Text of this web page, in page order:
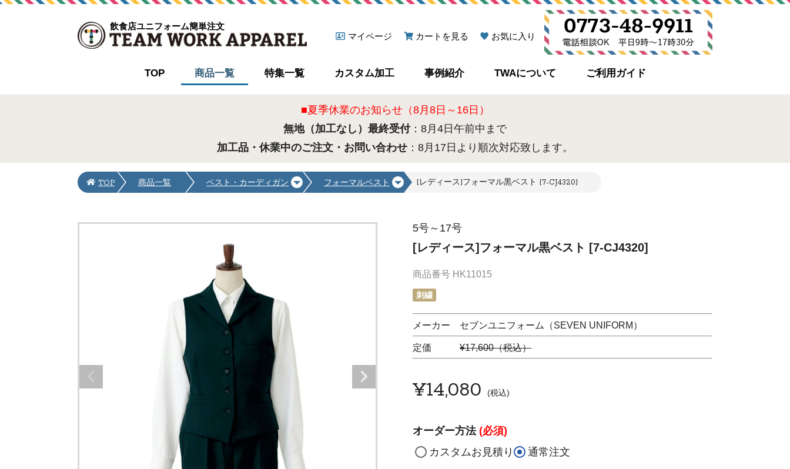
飲食店ユニフォーム簡単注文
マイページ
カートを見る お気に入り
TOP 商品一覧 特集一覧 カスタム加工 事例紹介 TWAについて ご利用ガイド
■夏季休業のお知らせ（8月8日～16日）
無地（加工なし）最終受付：8月4日午前中まで
加工品・休業中のご注文・お問い合わせ ：8月17日より順次対応致します。
TOP 商品一覧 ベスト・カーディガン フォーマルベスト [レディース]フォーマル黒ベスト [7-CJ4320]
5号～17号
[レディース]フォーマル黒ベスト [7-CJ4320]
商品番号 HK11015
刺繍
メーカー セブンユニフォーム（SEVEN UNIFORM）
定価 ¥17,600（税込）
¥14,080 税込
オーダー方法 (必須)
カスタムお見積り
通常注文